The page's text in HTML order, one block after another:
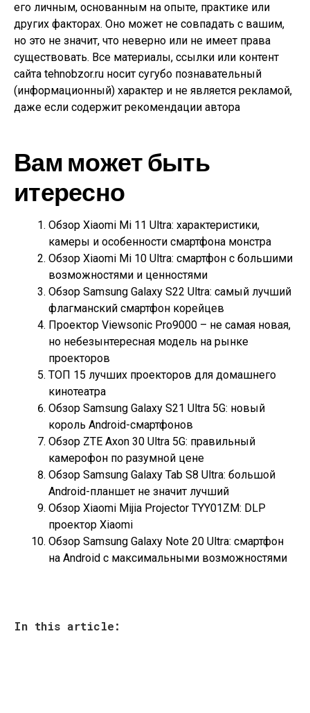
его личным, основанным на опыте, практике или
других факторах. Оно может не совпадать с вашим,
но это не значит, что неверно или не имеет права
существовать. Все материалы, ссылки или контент
сайта tehnobzor.ru носит сугубо познавательный
(информационный) характер и не является рекламой,
даже если содержит рекомендации автора
Вам может быть
итересно
Обзор Xiaomi Mi 11 Ultra: характеристики,
камеры и особенности смартфона монстра
Обзор Xiaomi Mi 10 Ultra: смартфон с большими
возможностями и ценностями
Обзор Samsung Galaxy S22 Ultra: самый лучший
флагманский смартфон корейцев
Проектор Viewsonic Pro9000 – не самая новая,
но небезынтересная модель на рынке
проекторов
ТОП 15 лучших проекторов для домашнего
кинотеатра
Обзор Samsung Galaxy S21 Ultra 5G: новый
король Android-смартфонов
Обзор ZTE Axon 30 Ultra 5G: правильный
камерофон по разумной цене
Обзор Samsung Galaxy Tab S8 Ultra: большой
Android-планшет не значит лучший
Обзор Xiaomi Mijia Projector TYY01ZM: DLP
проектор Xiaomi
Обзор Samsung Galaxy Note 20 Ultra: смартфон
на Android с максимальными возможностями
In this article: